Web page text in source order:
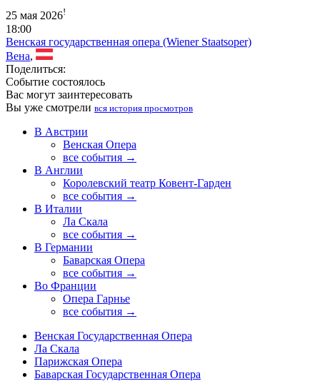
25 мая 2026!
18:00
Венская государственная опера (Wiener Staatsoper)
Вена,
Поделиться:
Событие состоялось
Вас могут заинтересовать
Вы уже смотрели вся история просмотров
В Австрии
Венская Опера
все события →
В Англии
Королевский театр Ковент-Гарден
все события →
В Италии
Ла Скала
все события →
В Германии
Баварская Опера
все события →
Во Франции
Опера Гарнье
все события →
Венская Государственная Опера
Ла Скала
Парижская Опера
Баварская Государственная Опера